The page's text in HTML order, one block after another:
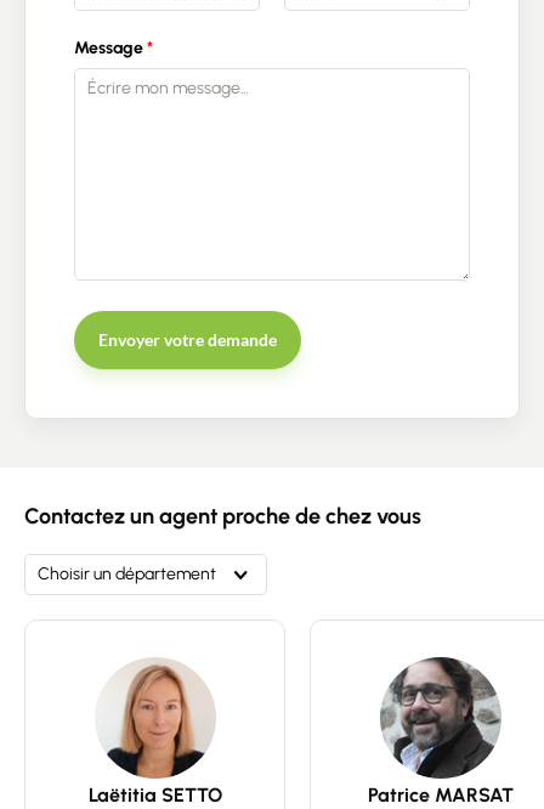
Estimer/Vendre
Acheter
Recrutement
Actualités
Guides
Message
Envoyer votre demande
Contactez un agent proche de chez vous
Choisir un département
Laëtitia SETTO Patrice MARSAT